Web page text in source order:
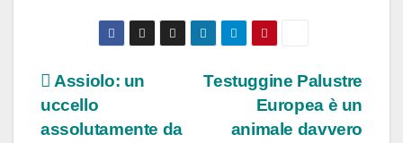
Navigazione
articoli
Testuggine Palustre
Europea è un
animale davvero
Assiolo: un
uccello
assolutamente da